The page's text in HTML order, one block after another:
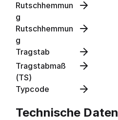
Rutschhemmun
g
Rutschhemmun
g
Tragstab
Tragstabmaß
(TS)
Typcode
Technische Daten